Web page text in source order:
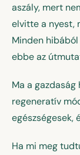
aszály, mert
elvitte a nyest,
Minden
ebbe az
Ma a
regeneratív
egészségesek,
Ha mi meg